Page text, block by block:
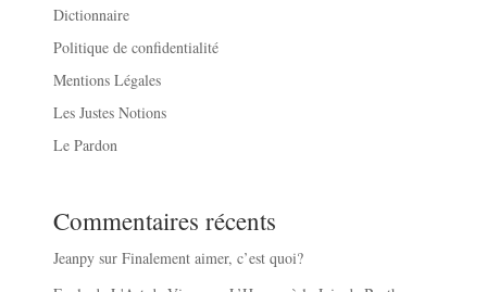
Dictionnaire
Politique de confidentialité
Mentions Légales
Les Justes Notions
Le Pardon
Commentaires récents
Jeanpy surFinalement aimer, c’est quoi?